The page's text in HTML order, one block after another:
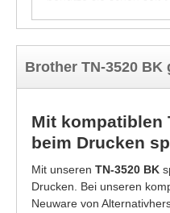
Brother TN-3520 BK
Mit kompatiblen
beim Drucken
Mit unseren TN-3520 BK
Drucken. Bei unseren
Neuware von